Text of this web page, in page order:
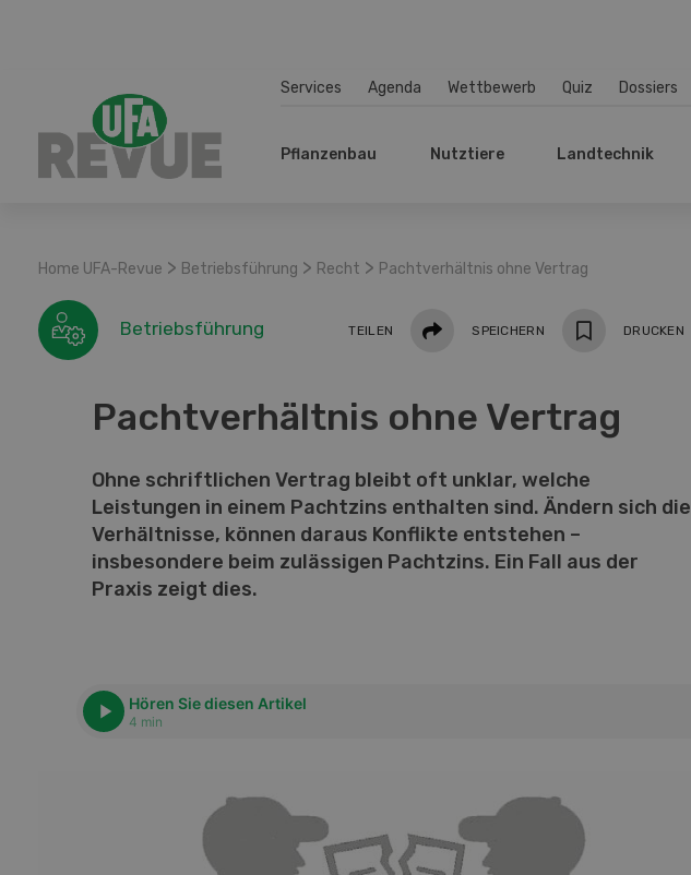
Services Agenda Wettbewerb Quiz Dossiers
Pflanzenbau Nutztiere Landtechnik
Home UFA-Revue > Betriebsführung > Recht > Pachtverhältnis ohne Vertrag
Betriebsführung TEILEN Teilen SPEICHERN DRUCKEN
Pachtverhältnis ohne Vertrag
Ohne schriftlichen Vertrag bleibt oft unklar, welche
Leistungen in einem Pachtzins enthalten sind. Ändern sich die
Verhältnisse, können daraus Konflikte entstehen –
insbesondere beim zulässigen Pachtzins. Ein Fall aus der
Praxis zeigt dies.
Hören Sie diesen Artikel
4 min